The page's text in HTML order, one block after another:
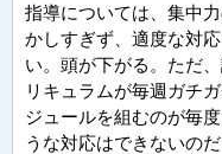
指導については、集中
かしすぎず、適度な対
い。頭が下がる。ただ
リキュラムが毎週ガチ
ジュールを組むのが毎
うな対応はできないの